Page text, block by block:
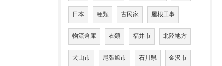
日本 種類 古民家 屋根工事
物流倉庫 衣類 福井市 北陸地方
犬山市 尾張旭市 石川県 金沢市